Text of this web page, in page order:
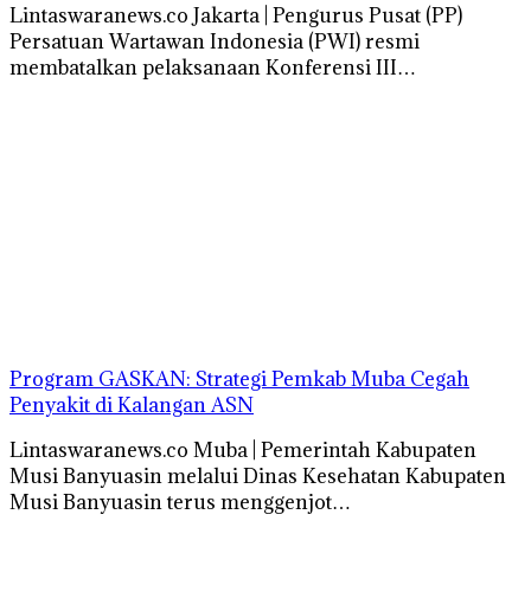
Lintaswaranews.co Jakarta | Pengurus Pusat (PP)
Persatuan Wartawan Indonesia (PWI) resmi
membatalkan pelaksanaan Konferensi III…
Program GASKAN: Strategi Pemkab Muba Cegah
Penyakit di Kalangan ASN
Lintaswaranews.co Muba | Pemerintah Kabupaten
Musi Banyuasin melalui Dinas Kesehatan Kabupaten
Musi Banyuasin terus menggenjot…